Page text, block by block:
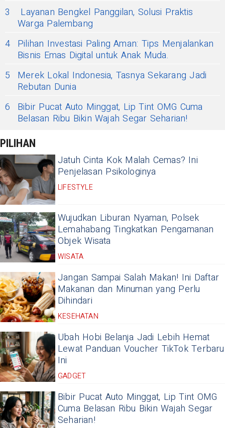
3
Layanan Bengkel Panggilan, Solusi Praktis
Warga Palembang
4 Pilihan Investasi Paling Aman: Tips Menjalankan
Bisnis Emas Digital untuk Anak Muda.
5
Merek Lokal Indonesia, Tasnya Sekarang Jadi
Rebutan Dunia
6
Bibir Pucat Auto Minggat, Lip Tint OMG Cuma
Belasan Ribu Bikin Wajah Segar Seharian!
PILIHAN
Jatuh Cinta Kok Malah Cemas? Ini
Penjelasan Psikologinya
LIFESTYLE
Wujudkan Liburan Nyaman, Polsek
Lemahabang Tingkatkan Pengamanan
Objek Wisata
WISATA
Jangan Sampai Salah Makan! Ini Daftar
Makanan dan Minuman yang Perlu
Dihindari
KESEHATAN
Ubah Hobi Belanja Jadi Lebih Hemat
Lewat Panduan Voucher TikTok Terbaru
Ini
GADGET
Bibir Pucat Auto Minggat, Lip Tint OMG
Cuma Belasan Ribu Bikin Wajah Segar
Seharian!